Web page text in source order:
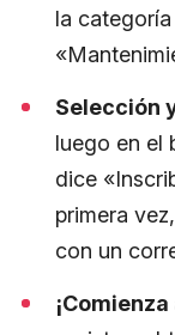
la
Selección
luego en el
dice
primera
con un